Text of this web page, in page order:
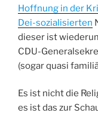
Hoffnung in der
Dei-sozialisierten
dieser ist
CDU-
(sogar quasi
Es ist nicht die
es ist das zur